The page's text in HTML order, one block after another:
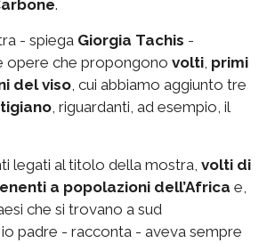
.
- spiega Giorgia Tachis -
opere che propongono volti primi
del viso , cui abbiamo aggiunto tre
, riguardanti, ad esempio, il
legati al titolo della mostra, volti di
a popolazioni dell’Africa e,
che si trovano a sud
padre - racconta - aveva sempre